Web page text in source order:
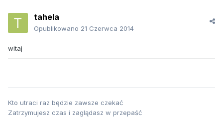
tahela
Opublikowano 21 Czerwca 2014
witaj
Kto utraci raz będzie zawsze czekać
Zatrzymujesz czas i zaglądasz w przepaść